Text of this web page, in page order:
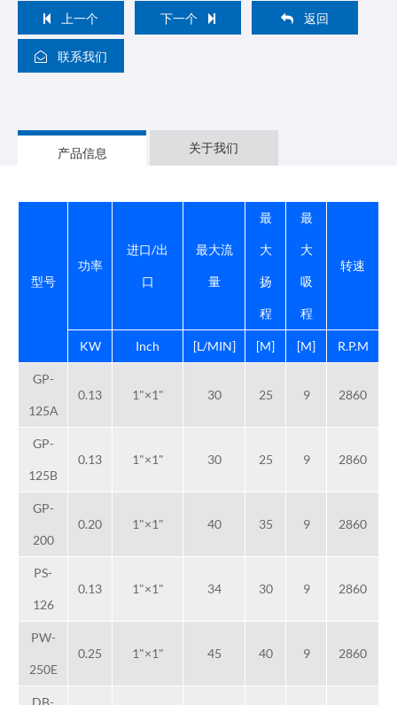
上一个 下一个 返回
联系我们
产品信息 关于我们
型号
功率
进口/出
口
最大流
量
最
大
扬
程
最
大
吸
程
转速
KW Inch [L/MIN] [M] [M] R.P.M
GP-
125A
0.13 1"×1" 30 25 9 2860
GP-
125B
0.13 1"×1" 30 25 9 2860
GP-
200
0.20 1"×1" 40 35 9 2860
PS-
126
0.13 1"×1" 34 30 9 2860
PW-
250E
0.25 1"×1" 45 40 9 2860
DB-